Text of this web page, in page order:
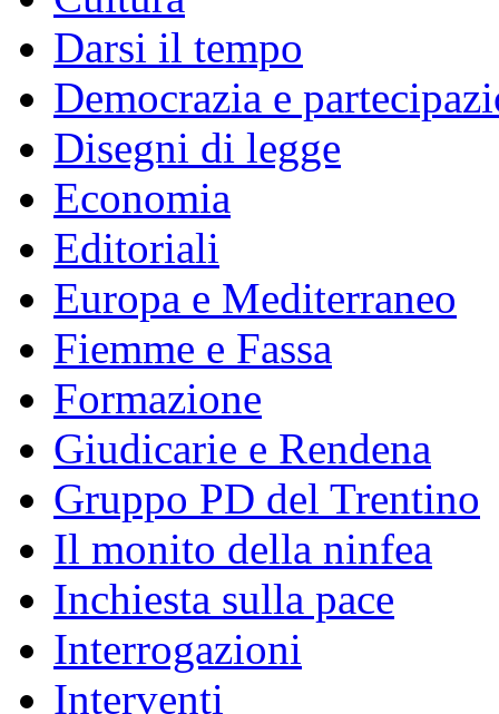
Darsi il tempo
Democrazia e
Disegni di legge
Economia
Editoriali
Europa e Mediterraneo
Fiemme e Fassa
Formazione
Giudicarie e Rendena
Gruppo PD del Trentino
Il monito della ninfea
Inchiesta sulla pace
Interrogazioni
Interventi